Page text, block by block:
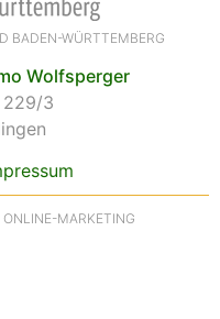
BADEN-WÜRTTEMBERG
Wolfsperger
229/3
MARKETING